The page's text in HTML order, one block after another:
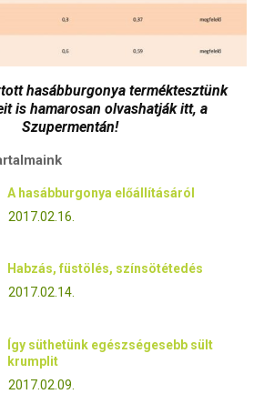
hasábburgonya terméktesztünk
is hamarosan olvashatják itt, a
Szupermentán!
A hasábburgonya előállításáról
2017.02.16.
Habzás, füstölés, színsötétedés
2017.02.14.
Így süthetünk egészségesebb sült
krumplit
2017.02.09.